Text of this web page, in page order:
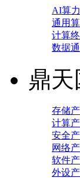
AI算
通用
计算
数据
鼎
存储
计算
安全
网络
软件
外设